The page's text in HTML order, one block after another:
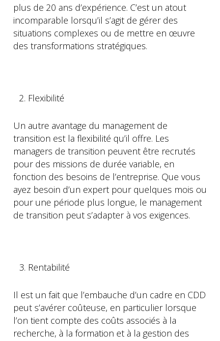
plus de 20 ans d’expérience. C’est un atout
incomparable lorsqu’il s’agit de gérer des
situations complexes ou de mettre en œuvre
des transformations stratégiques.
Flexibilité
Un autre avantage du management de
transition est la flexibilité qu’il offre. Les
managers de transition peuvent être recrutés
pour des missions de durée variable, en
fonction des besoins de l’entreprise. Que vous
ayez besoin d’un expert pour quelques mois ou
pour une période plus longue, le management
de transition peut s’adapter à vos exigences.
Rentabilité
Il est un fait que l’embauche d’un cadre en CDD
peut s’avérer coûteuse, en particulier lorsque
l’on tient compte des coûts associés à la
recherche, à la formation et à la gestion des